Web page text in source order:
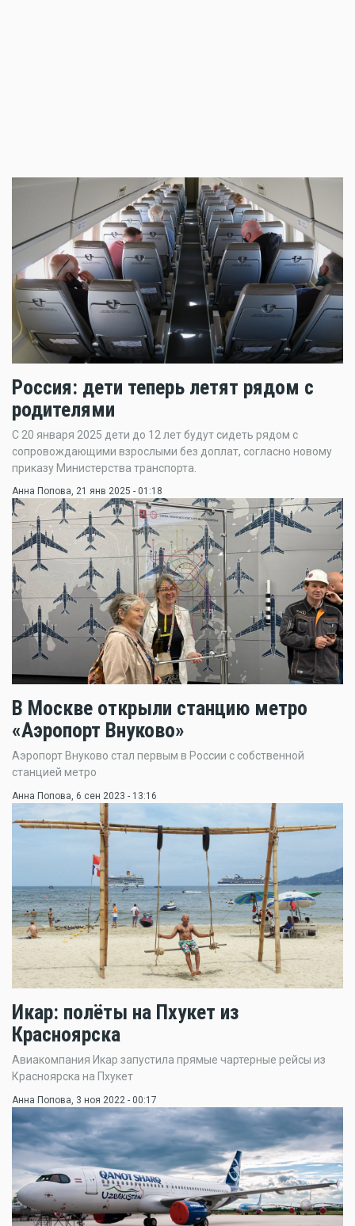
Россия: дети теперь летят рядом с
родителями
С 20 января 2025 дети до 12 лет будут сидеть рядом с
сопровождающими взрослыми без доплат, согласно новому
приказу Министерства транспорта.
Анна Попова, 21 янв 2025 - 01:18
В Москве открыли станцию метро
«Аэропорт Внуково»
Аэропорт Внуково стал первым в России с собственной
станцией метро
Анна Попова , 6 сен 2023 - 13:16
Икар: полёты на Пхукет из
Красноярска
Авиакомпания Икар запустила прямые чартерные рейсы из
Красноярска на Пхукет
Анна Попова , 3 ноя 2022 - 00:17